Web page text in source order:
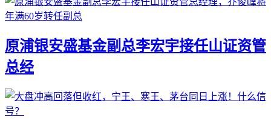
原浦银安盛基金副总李宏宇接任山证资管
总经